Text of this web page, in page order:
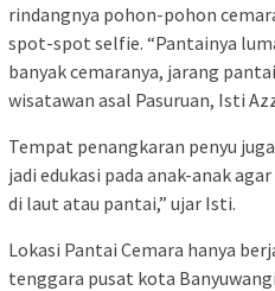
rindangnya pohon-pohon
spot-spot selfie. “Pantainya
banyak cemaranya, jarang
wisatawan asal Pasuruan, Isti
Tempat penangkaran penyu
jadi edukasi pada anak-anak
di laut atau pantai,” ujar Isti.
Lokasi Pantai Cemara hanya
tenggara pusat kota